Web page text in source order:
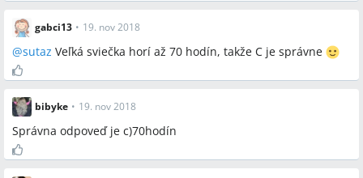
Miesta a osoby
gabci13 • 19. nov 2018
@sutaz Veľká sviečka horí až 70 hodín, takže C je správne
bibyke • 19. nov 2018
Správna odpoveď je c)70hodín